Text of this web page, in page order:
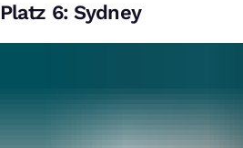
Platz 6: Sydney